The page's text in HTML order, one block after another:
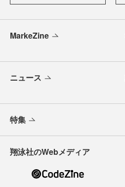
MarkeZine
ニュース
特集
翔泳社のWebメディア